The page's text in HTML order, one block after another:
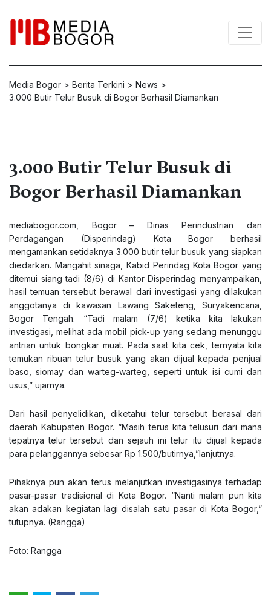
Media Bogor > Berita Terkini > News >
3.000 Butir Telur Busuk di Bogor Berhasil Diamankan
3.000 Butir Telur Busuk di
Bogor Berhasil Diamankan
mediabogor.com , Bogor – Dinas Perindustrian dan
Perdagangan (Disperindag) Kota Bogor berhasil
mengamankan setidaknya 3.000 butir telur busuk yang siapkan
diedarkan. Mangahit sinaga, Kabid Perindag Kota Bogor yang
ditemui siang tadi (8/6) di Kantor Disperindag menyampaikan,
hasil temuan tersebut berawal dari investigasi yang dilakukan
anggotanya di kawasan Lawang Saketeng, Suryakencana,
Bogor Tengah. “Tadi malam (7/6) ketika kita lakukan
investigasi, melihat ada mobil pick-up yang sedang menunggu
antrian untuk bongkar muat. Pada saat kita cek, ternyata kita
temukan ribuan telur busuk yang akan dijual kepada penjual
baso, siomay dan warteg-warteg, seperti untuk isi cumi dan
usus,” ujarnya.
Dari hasil penyelidikan, diketahui telur tersebut berasal dari
daerah Kabupaten Bogor. “Masih terus kita telusuri dari mana
tepatnya telur tersebut dan sejauh ini telur itu dijual kepada
para pelanggannya sebesar Rp 1.500/butirnya,”lanjutnya.
Pihaknya pun akan terus melanjutkan investigasinya terhadap
pasar-pasar tradisional di Kota Bogor. “Nanti malam pun kita
akan adakan kegiatan lagi disalah satu pasar di Kota Bogor,”
tutupnya. (Rangga)
Foto: Rangga